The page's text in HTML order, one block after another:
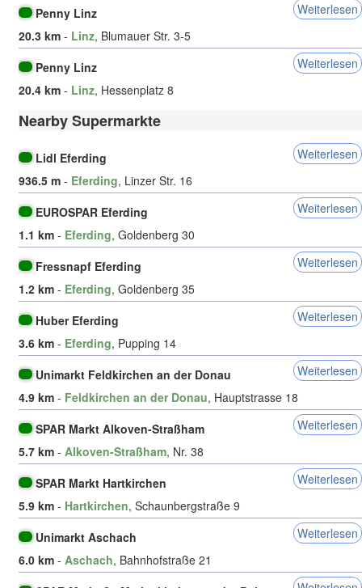
Penny Linz
Weiterlesen
20.3 km - Linz, Blumauer Str. 3-5
Penny Linz
Weiterlesen
20.4 km - Linz, Hessenplatz 8
Nearby Supermarkte
Lidl Eferding
Weiterlesen
936.5 m - Eferding, Linzer Str. 16
EUROSPAR Eferding
Weiterlesen
1.1 km - Eferding, Goldenberg 30
Fressnapf Eferding
Weiterlesen
1.2 km - Eferding, Goldenberg 35
Huber Eferding
Weiterlesen
3.6 km - Eferding, Pupping 14
Unimarkt Feldkirchen an der Donau
Weiterlesen
4.9 km - Feldkirchen an der Donau, Hauptstrasse 18
SPAR Markt Alkoven-Straßham
Weiterlesen
5.7 km - Alkoven-Straßham, Nr. 38
SPAR Markt Hartkirchen
Weiterlesen
5.9 km - Hartkirchen, Schaunbergstraße 9
Unimarkt Aschach
Weiterlesen
6.0 km - Aschach, Bahnhofstraße 21